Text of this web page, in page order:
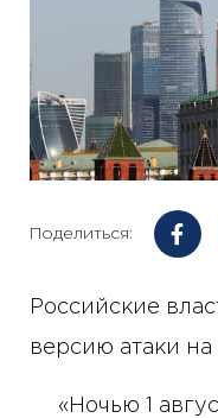
Поделиться:
Российские
версию атаки на
«Ночью 1